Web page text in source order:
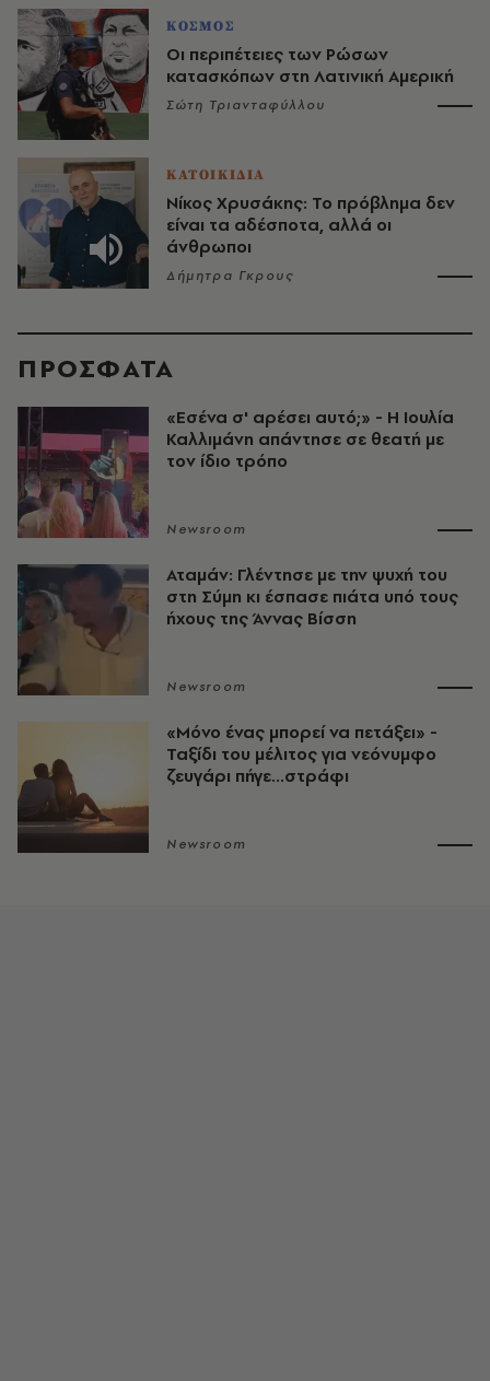
ΚΟΣΜΟΣ
Οι περιπέτειες των Ρώσων
κατασκόπων στη Λατινική Αμερική
Σώτη Τριανταφύλλου
ΚΑΤΟΙΚΙΔΙΑ
Νίκος Χρυσάκης: Το πρόβλημα δεν
είναι τα αδέσποτα, αλλά οι
άνθρωποι
Δήμητρα Γκρους
ΠΡΟΣΦΑΤΑ
«Εσένα σ' αρέσει αυτό;» - Η Ιουλία
Καλλιμάνη απάντησε σε θεατή με
τον ίδιο τρόπο
Newsroom
Αταμάν: Γλέντησε με την ψυχή του
στη Σύμη κι έσπασε πιάτα υπό τους
ήχους της Άννας Βίσση
Newsroom
«Μόνο ένας μπορεί να πετάξει» -
Ταξίδι του μέλιτος για νεόνυμφο
ζευγάρι πήγε...στράφι
Newsroom